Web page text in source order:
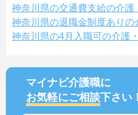
神奈川県の交通費支給の介護
神奈川県の退職金制度ありの
神奈川県の4月入職可の介護
マイナビ介護職に
お気軽にご相談下さい！